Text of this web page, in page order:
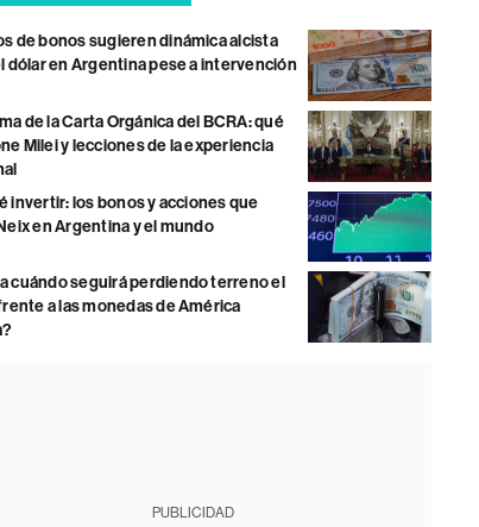
de bonos sugieren dinámica alcista
dólar en Argentina pese a intervención
de la Carta Orgánica del BCRA: qué
Milei y lecciones de la experiencia
invertir: los bonos y acciones que
en Argentina y el mundo
cuándo seguirá perdiendo terreno el
a las monedas de América
PUBLICIDAD